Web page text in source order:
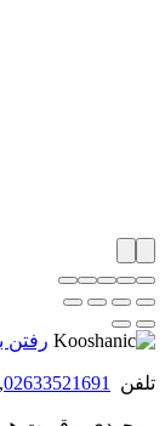
رفتن
تلفن 02633521691
,